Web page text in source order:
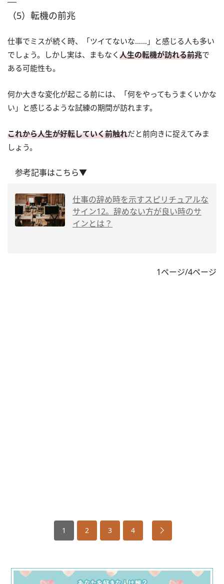
（5）転機の前兆
仕事でミスが続く時、「ツイてないな……」と感じる人も多い
でしょう。しかし実は、まもなく 人生の転機が訪れる前兆で
ある可能性も。
何か大きな変化が起こる前には、「何をやってもうまくいかな
い」と感じるような試練の期間が訪れます。
これから人生が好転していく前触れだと前向きに捉えてみま
しょう。
参考記事はこちら▼
仕事の辞め時を示すスピリチュアルな
サイン12。辞めない方が良い時のサ
インとは？
1ページ/4ページ
1 2 3 4